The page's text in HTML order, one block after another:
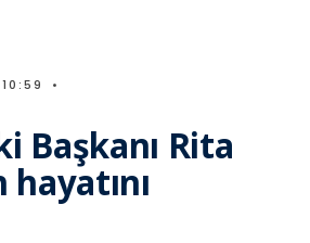
10:59 •
Başkanı Rita